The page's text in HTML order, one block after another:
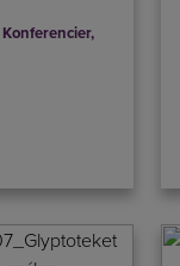
Konferencier,